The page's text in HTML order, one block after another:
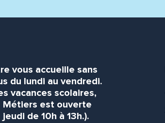
vous accueille sans
du lundi au vendredi.
vacances scolaires,
Métiers est ouverte
de 10h à 13h.).